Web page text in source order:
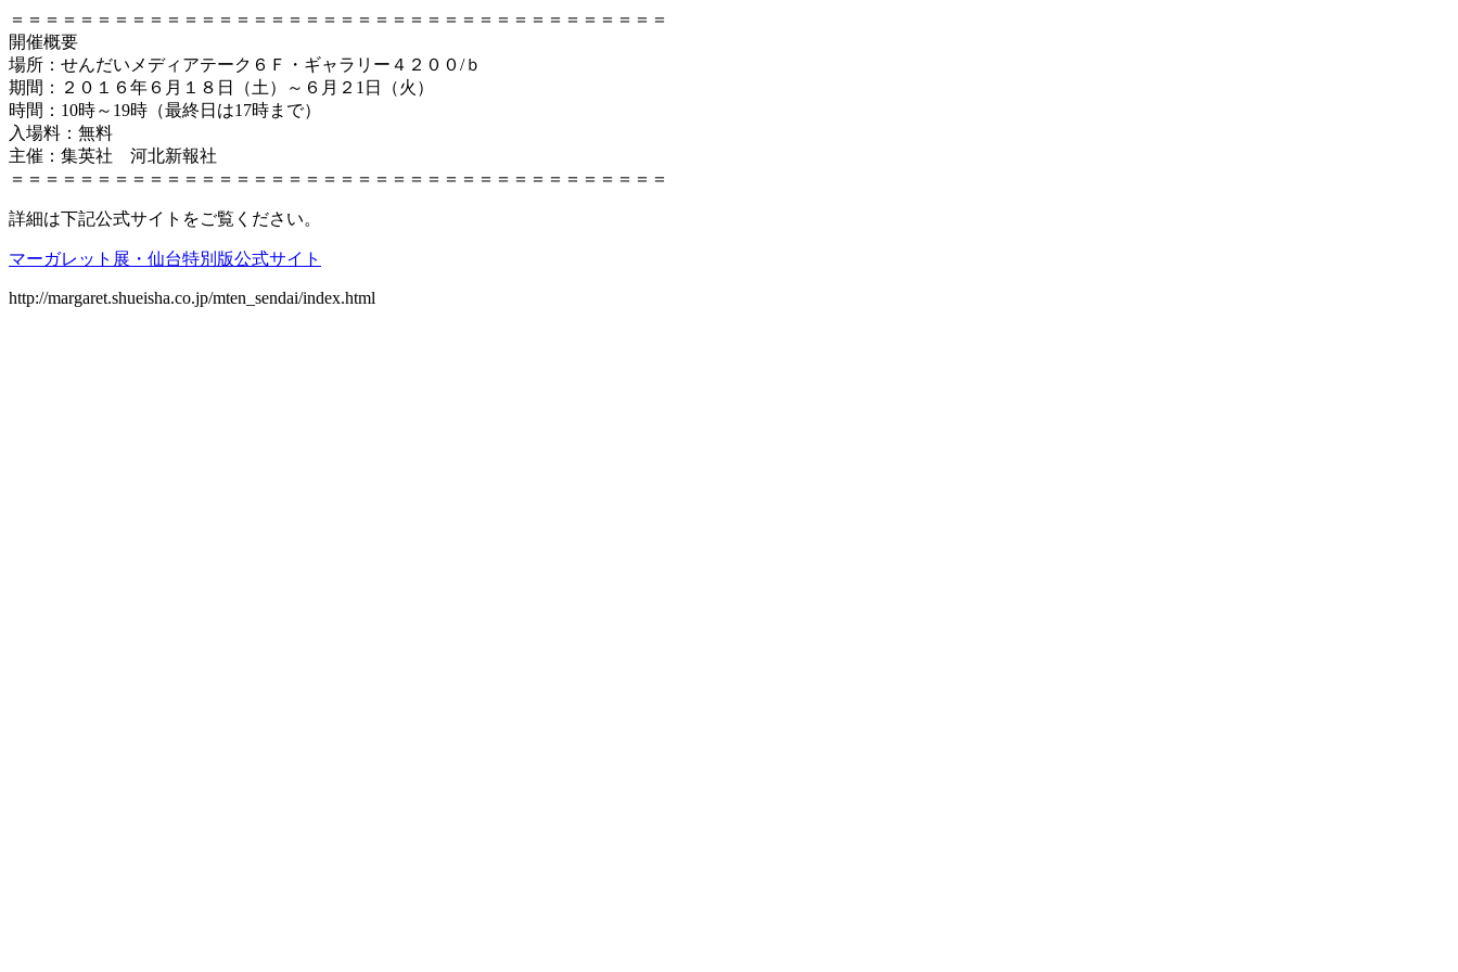
＝＝＝＝＝＝＝＝＝＝＝＝＝＝＝＝＝＝＝＝＝＝＝＝＝＝＝＝＝＝＝＝＝＝＝＝＝＝
開催概要
場所：せんだいメディアテーク６Ｆ・ギャラリー４２００/ｂ
期間：２０１６年６月１８日（土）～６月２1日（火）
時間：10時～19時（最終日は17時まで）
入場料：無料
主催：集英社 河北新報社
＝＝＝＝＝＝＝＝＝＝＝＝＝＝＝＝＝＝＝＝＝＝＝＝＝＝＝＝＝＝＝＝＝＝＝＝＝＝
詳細は下記公式サイトをご覧ください。
マーガレット展・仙台特別版公式サイト
http://margaret.shueisha.co.jp/mten_sendai/index.html